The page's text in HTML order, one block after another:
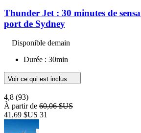
Thunder Jet : 30 minutes de
port de Sydney
Disponible demain
Durée : 30min
Voir ce qui est inclus
4,8 (93)
À partir de 60,06 $US
41,69 $US 31